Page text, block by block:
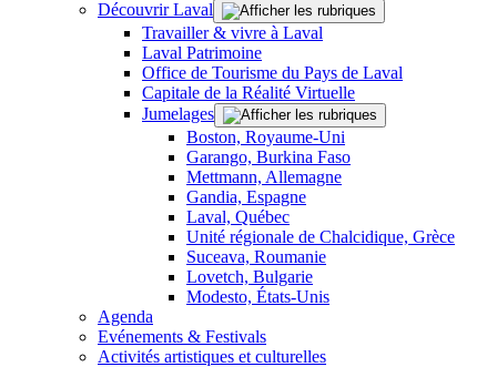
Découvrir Laval
Travailler & vivre à Laval
Laval Patrimoine
Office de Tourisme du Pays de Laval
Capitale de la Réalité Virtuelle
Jumelages
Boston, Royaume-Uni
Garango, Burkina Faso
Mettmann, Allemagne
Gandia, Espagne
Laval, Québec
Unité régionale de Chalcidique, Grèce
Suceava, Roumanie
Lovetch, Bulgarie
Modesto, États-Unis
Agenda
Evénements & Festivals
Activités artistiques et culturelles